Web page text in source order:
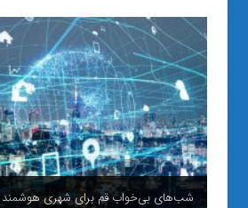
شب‌های بی‌خواب قم برای شهری هوشمند